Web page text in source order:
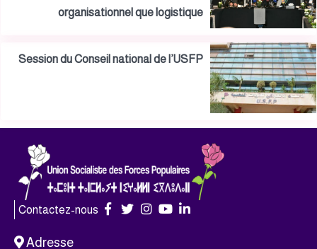
organisationnel que logistique
Session du Conseil national de l’USFP
Contactez-nous
Adresse